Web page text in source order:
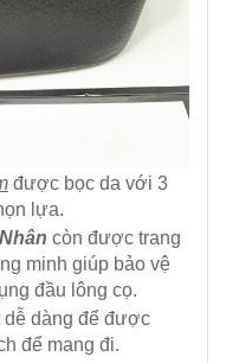
được bọc da với 3
lựa.
còn được trang
minh giúp bảo vệ
đầu lông cọ.
dễ dàng để được
để mang đi.